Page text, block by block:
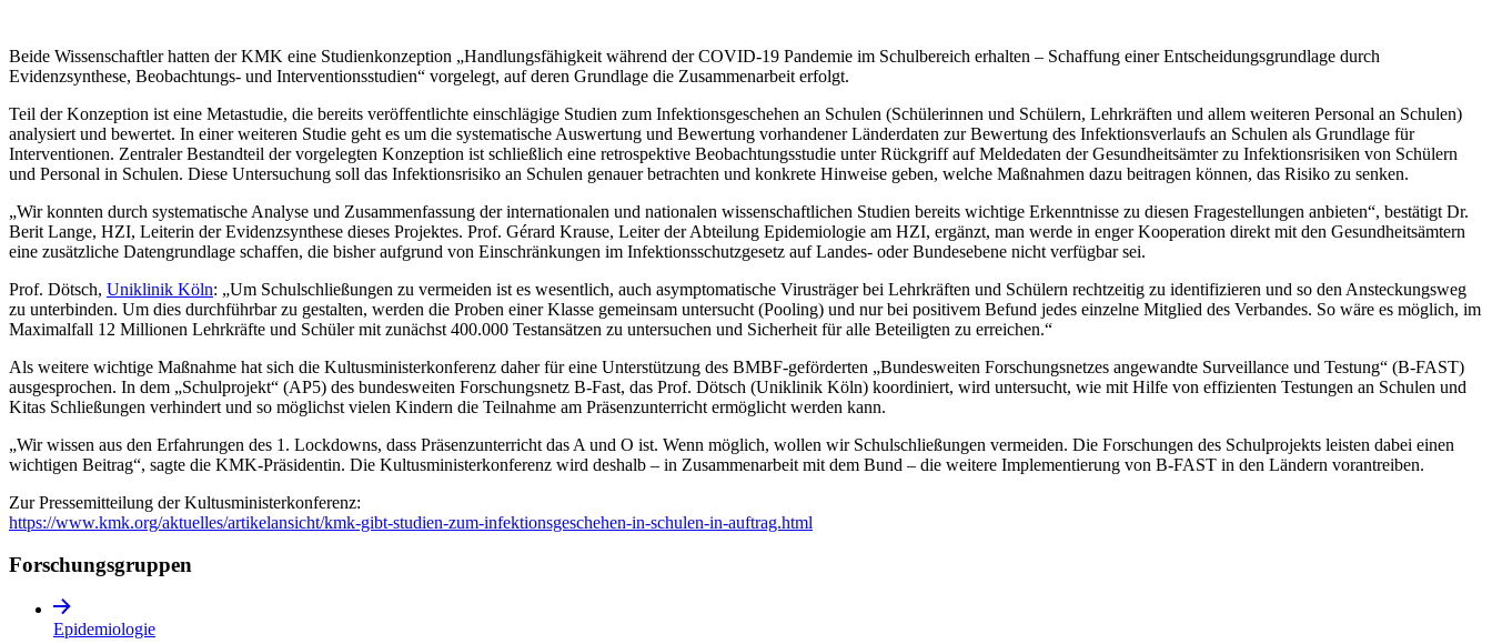
Beide Wissenschaftler hatten der KMK eine Studienkonzeption „Handlungsfähigkeit während der COVID-19 Pandemie im Schulbereich erhalten – Schaffung einer Entscheidungsgrundlage durch
Evidenzsynthese, Beobachtungs- und Interventionsstudien“ vorgelegt, auf deren Grundlage die Zusammenarbeit erfolgt.
Teil der Konzeption ist eine Metastudie, die bereits veröffentlichte einschlägige Studien zum Infektionsgeschehen an Schulen (Schülerinnen und Schülern, Lehrkräften und allem weiteren Personal an Schulen)
analysiert und bewertet. In einer weiteren Studie geht es um die systematische Auswertung und Bewertung vorhandener Länderdaten zur Bewertung des Infektionsverlaufs an Schulen als Grundlage für
Interventionen. Zentraler Bestandteil der vorgelegten Konzeption ist schließlich eine retrospektive Beobachtungsstudie unter Rückgriff auf Meldedaten der Gesundheitsämter zu Infektionsrisiken von Schülern
und Personal in Schulen. Diese Untersuchung soll das Infektionsrisiko an Schulen genauer betrachten und konkrete Hinweise geben, welche Maßnahmen dazu beitragen können, das Risiko zu senken.
„Wir konnten durch systematische Analyse und Zusammenfassung der internationalen und nationalen wissenschaftlichen Studien bereits wichtige Erkenntnisse zu diesen Fragestellungen anbieten“, bestätigt Dr.
Berit Lange, HZI, Leiterin der Evidenzsynthese dieses Projektes. Prof. Gérard Krause, Leiter der Abteilung Epidemiologie am HZI, ergänzt, man werde in enger Kooperation direkt mit den Gesundheitsämtern
eine zusätzliche Datengrundlage schaffen, die bisher aufgrund von Einschränkungen im Infektionsschutzgesetz auf Landes- oder Bundesebene nicht verfügbar sei.
Prof. Dötsch, Uniklinik Köln: „Um Schulschließungen zu vermeiden ist es wesentlich, auch asymptomatische Virusträger bei Lehrkräften und Schülern rechtzeitig zu identifizieren und so den Ansteckungsweg
zu unterbinden. Um dies durchführbar zu gestalten, werden die Proben einer Klasse gemeinsam untersucht (Pooling) und nur bei positivem Befund jedes einzelne Mitglied des Verbandes. So wäre es möglich, im
Maximalfall 12 Millionen Lehrkräfte und Schüler mit zunächst 400.000 Testansätzen zu untersuchen und Sicherheit für alle Beteiligten zu erreichen.“
Als weitere wichtige Maßnahme hat sich die Kultusministerkonferenz daher für eine Unterstützung des BMBF-geförderten „Bundesweiten Forschungsnetzes angewandte Surveillance und Testung“ (B-FAST)
ausgesprochen. In dem „Schulprojekt“ (AP5) des bundesweiten Forschungsnetz B-Fast, das Prof. Dötsch (Uniklinik Köln) koordiniert, wird untersucht, wie mit Hilfe von effizienten Testungen an Schulen und
Kitas Schließungen verhindert und so möglichst vielen Kindern die Teilnahme am Präsenzunterricht ermöglicht werden kann.
„Wir wissen aus den Erfahrungen des 1. Lockdowns, dass Präsenzunterricht das A und O ist. Wenn möglich, wollen wir Schulschließungen vermeiden. Die Forschungen des Schulprojekts leisten dabei einen
wichtigen Beitrag“, sagte die KMK-Präsidentin. Die Kultusministerkonferenz wird deshalb – in Zusammenarbeit mit dem Bund – die weitere Implementierung von B-FAST in den Ländern vorantreiben.
Zur Pressemitteilung der Kultusministerkonferenz:
https://www.kmk.org/aktuelles/artikelansicht/kmk-gibt-studien-zum-infektionsgeschehen-in-schulen-in-auftrag.html
Forschungs­gruppen
Epidemiologie